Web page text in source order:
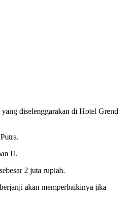
diselenggarakan di Hotel Grend
II.
2 juta rupiah.
akan memperbaikinya jika